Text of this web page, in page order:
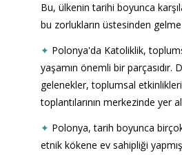
Bu, ülkenin tarihi boyunca
bu zorlukların üstesinden gelme
✦ Polonya'da Katoliklik,
yaşamın önemli bir parçasıdır.
gelenekler, toplumsal
toplantılarının merkezinde yer
✦ Polonya, tarih boyunca
etnik kökene ev sahipliği